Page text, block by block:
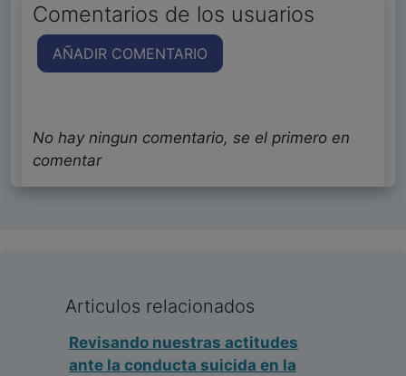
Comentarios de los usuarios
AÑADIR COMENTARIO
No hay ningun comentario, se el primero en
comentar
Articulos relacionados
Revisando nuestras actitudes
ante la conducta suicida en la